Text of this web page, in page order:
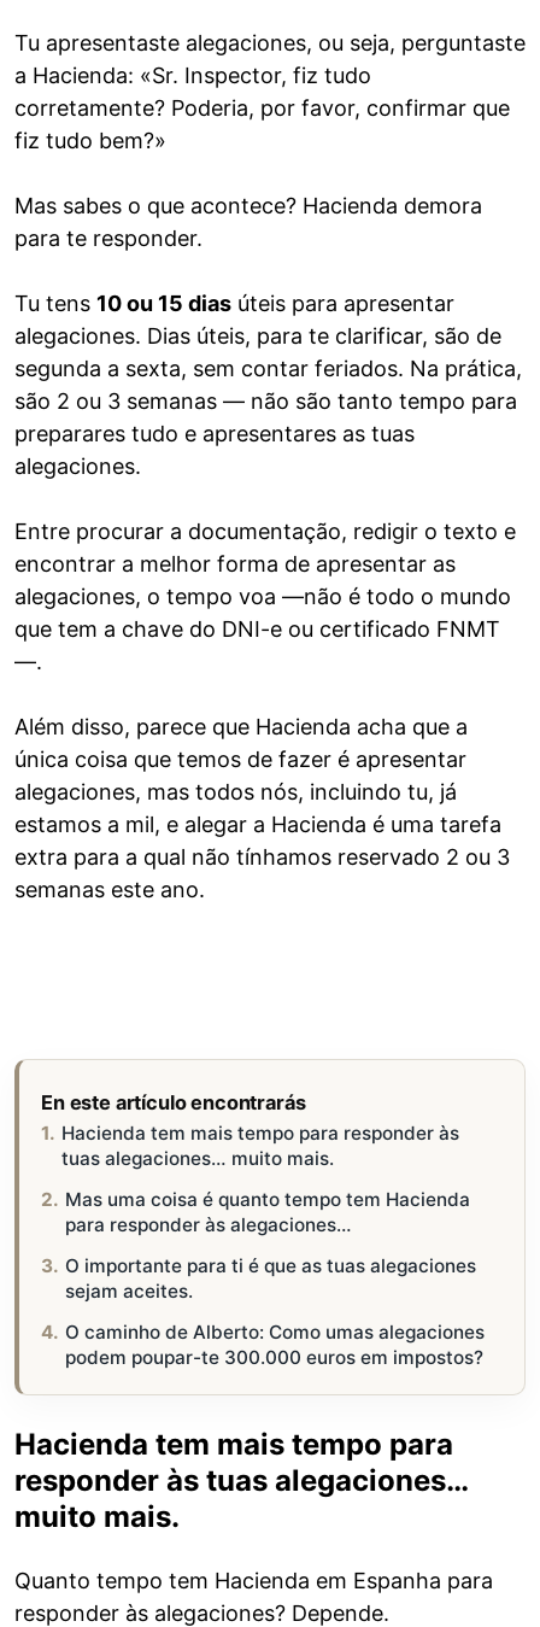
Tu apresentaste alegaciones, ou seja, perguntaste
a Hacienda: «Sr. Inspector, fiz tudo
corretamente? Poderia, por favor, confirmar que
fiz tudo bem?»
Mas sabes o que acontece? Hacienda demora
para te responder.
Tu tens 10 ou 15 dias úteis para apresentar
alegaciones. Dias úteis, para te clarificar, são de
segunda a sexta, sem contar feriados. Na prática,
são 2 ou 3 semanas — não são tanto tempo para
preparares tudo e apresentares as tuas
alegaciones.
Entre procurar a documentação, redigir o texto e
encontrar a melhor forma de apresentar as
alegaciones, o tempo voa —não é todo o mundo
que tem a chave do DNI-e ou certificado FNMT
—.
Além disso, parece que Hacienda acha que a
única coisa que temos de fazer é apresentar
alegaciones, mas todos nós, incluindo tu, já
estamos a mil, e alegar a Hacienda é uma tarefa
extra para a qual não tínhamos reservado 2 ou 3
semanas este ano.
En este artículo encontrarás
Hacienda tem mais tempo para responder às
tuas alegaciones… muito mais.
Mas uma coisa é quanto tempo tem Hacienda
para responder às alegaciones…
O importante para ti é que as tuas alegaciones
sejam aceites.
O caminho de Alberto: Como umas alegaciones
podem poupar-te 300.000 euros em impostos?
Hacienda tem mais tempo para
responder às tuas alegaciones…
muito mais.
Quanto tempo tem Hacienda em Espanha para
responder às alegaciones? Depende.